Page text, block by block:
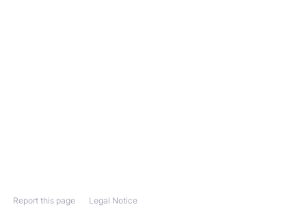
Legal Notice
Report this page